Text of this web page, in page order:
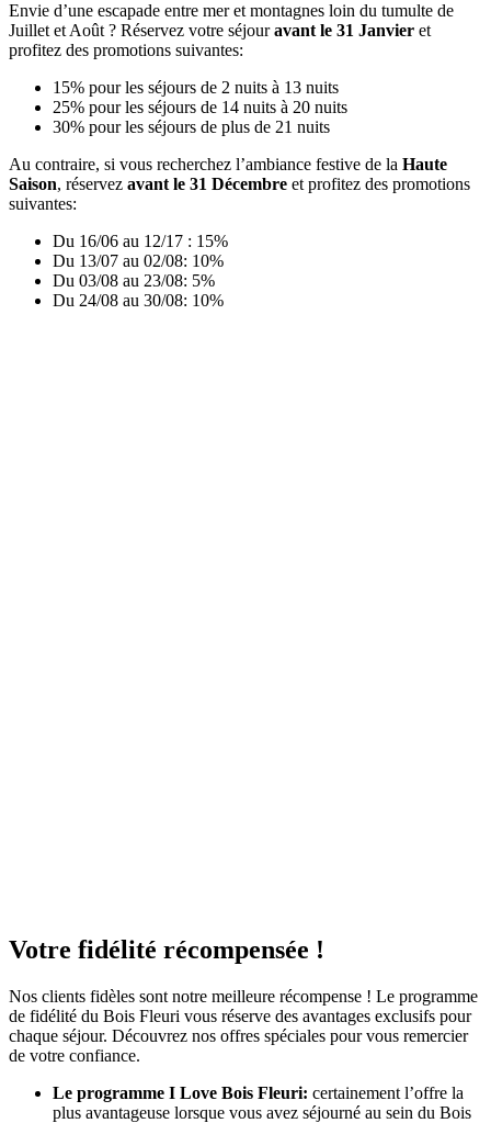
Envie d’une escapade entre mer et montagnes loin du tumulte de
Juillet et Août ? Réservez votre séjouravant le 31 Janvier et
profitez des promotions suivantes:
15% pour les séjours de 2 nuits à 13 nuits
25% pour les séjours de 14 nuits à 20 nuits
30% pour les séjours de plus de 21 nuits
Au contraire, si vous recherchez l’ambiance festive de la Haute
Saison, réservez avant le 31 Décembre et profitez des promotions
suivantes:
Du 16/06 au 12/17 : 15%
Du 13/07 au 02/08: 10%
Du 03/08 au 23/08: 5%
Du 24/08 au 30/08: 10%
Votre fidélité récompensée !
Nos clients fidèles sont notre meilleure récompense ! Le programme
de fidélité du Bois Fleuri vous réserve des avantages exclusifs pour
chaque séjour. Découvrez nos offres spéciales pour vous remercier
de votre confiance.
Le programme I Love Bois Fleuri: certainement l’offre la
plus avantageuse lorsque vous avez séjourné au sein du Bois